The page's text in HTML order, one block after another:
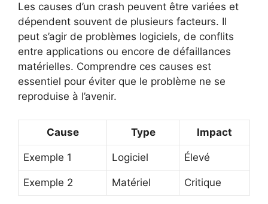
Les causes d’un crash peuvent être variées et
dépendent souvent de plusieurs facteurs. Il
peut s’agir de problèmes logiciels, de conflits
entre applications ou encore de défaillances
matérielles. Comprendre ces causes est
essentiel pour éviter que le problème ne se
reproduise à l’avenir.
Cause Type Impact
Exemple 1 Logiciel Élevé
Exemple 2 Matériel Critique